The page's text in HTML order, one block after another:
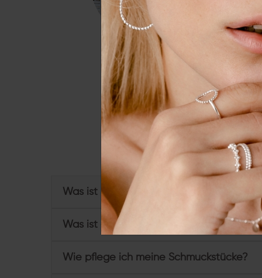
Du hast weitere
Was ist Sterling Silber und wofür steht
Was ist eine Vergoldung?
Wie pflege ich meine Schmuckstücke?
Externe
Alle